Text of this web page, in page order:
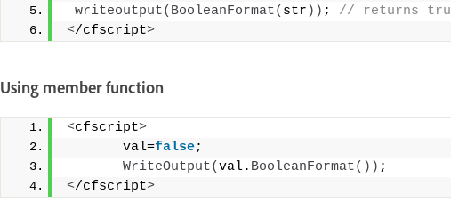
writeoutput( BooleanFormat( str )) ;
// returns
</cfscript>
Using member function
<cfscript>
       val=
false;
WriteOutput(val. BooleanFormat()) ;
</cfscript>